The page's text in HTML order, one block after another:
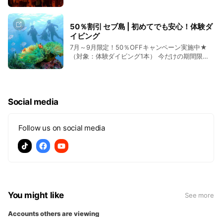
8/21・8/24 8/24は20％OFF 先着順のため、ご希
望の日程はお早めに。
50％割引 セブ島 | 初めてでも安心！体験ダ
イビング
7月～9月限定！50％OFFキャンペーン実施中★
（対象：体験ダイビング1本） 今だけの期間限定
Social media
Follow us on social media
You might like See more
Accounts others are viewing